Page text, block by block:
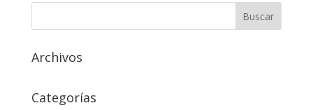
Archivos
Categorías